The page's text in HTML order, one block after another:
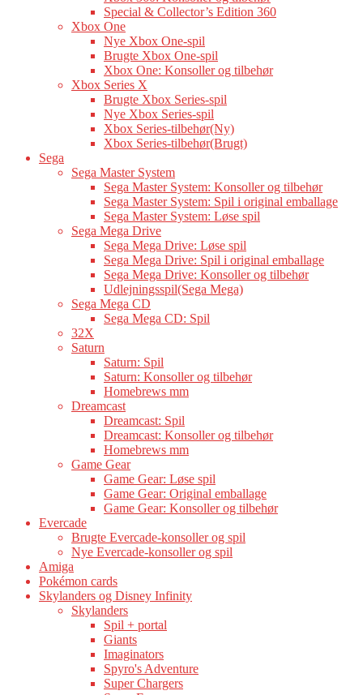
Special & Collector’s Edition 360
Xbox One
Nye Xbox One-spil
Brugte Xbox One-spil
Xbox One: Konsoller og tilbehør
Xbox Series X
Brugte Xbox Series-spil
Nye Xbox Series-spil
Xbox Series-tilbehør(Ny)
Xbox Series-tilbehør(Brugt)
Sega
Sega Master System
Sega Master System: Konsoller og tilbehør
Sega Master System: Spil i original emballage
Sega Master System: Løse spil
Sega Mega Drive
Sega Mega Drive: Løse spil
Sega Mega Drive: Spil i original emballage
Sega Mega Drive: Konsoller og tilbehør
Udlejningsspil(Sega Mega)
Sega Mega CD
Sega Mega CD: Spil
32X
Saturn
Saturn: Spil
Saturn: Konsoller og tilbehør
Homebrews mm
Dreamcast
Dreamcast: Spil
Dreamcast: Konsoller og tilbehør
Homebrews mm
Game Gear
Game Gear: Løse spil
Game Gear: Original emballage
Game Gear: Konsoller og tilbehør
Evercade
Brugte Evercade-konsoller og spil
Nye Evercade-konsoller og spil
Amiga
Pokémon cards
Skylanders og Disney Infinity
Skylanders
Spil + portal
Giants
Imaginators
Spyro's Adventure
Super Chargers